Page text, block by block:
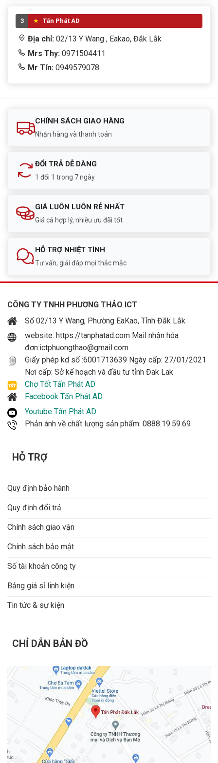
3 Tấn Phát AD
Địa chỉ: 02/13 Y Wang , Eakao, Đắk Lắk
Mrs Thy: 0971504411
Mr Tín: 0949579078
CHÍNH SÁCH GIAO HÀNG
Nhận hàng và thanh toán
ĐỔI TRẢ DỄ DÀNG
1 đổi 1 trong 7 ngày
GIÁ LUÔN LUÔN RẺ NHẤT
Giá cả hợp lý, nhiều ưu đãi tốt
HỖ TRỢ NHIỆT TÌNH
Tư vấn, giải đáp mọi thắc mắc
CÔNG TY TNHH PHƯƠNG THẢO ICT
Số 02/13 Y Wang, Phường EaKao, Tỉnh Đắk Lắk
website: https://tanphatad.com Mail nhận hóa
đơn:ictphuongthao@gmail.com
Giấy phép kd số :6001713639 Ngày cấp: 27/01/2021
Nơi cấp: Sở kế hoạch và đầu tư tỉnh Đak Lak
Chợ Tốt Tấn Phát AD
Facebook Tấn Phát AD
Youtube Tấn Phát AD
Phản ánh về chất lượng sản phẩm: 0888.19.59.69
HỖ TRỢ
Quy định bảo hành
Quy định đổi trả
Chính sách giao vận
Chính sách bảo mật
Số tài khoản công ty
Bảng giá sỉ linh kiện
Tin tức & sự kiện
CHỈ DẪN BẢN ĐỒ